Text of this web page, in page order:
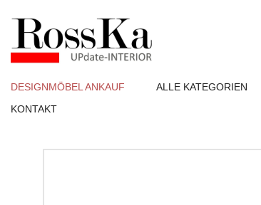
DESIGNMÖBEL ANKAUF ALLE KATEGORIEN
KONTAKT